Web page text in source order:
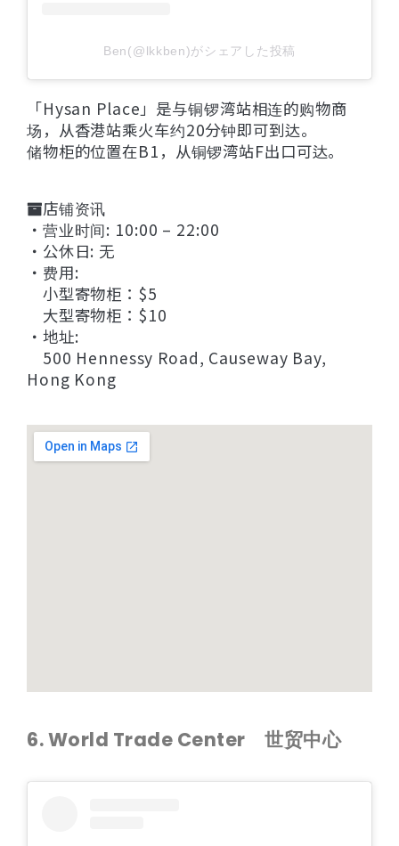
Ben(@lkkben)がシェアした投稿
「Hysan Place」是与铜锣湾站相连的购物商
场，从香港站乘火车约20分钟即可到达。
储物柜的位置在B1，从铜锣湾站F出口可达。
店铺资讯
・营业时间: 10:00 – 22:00
・公休日: 无
・费用:
小型寄物柜：$5
大型寄物柜：$10
・地址:
500 Hennessy Road, Causeway Bay,
Hong Kong
6. World Trade Center 世贸中心